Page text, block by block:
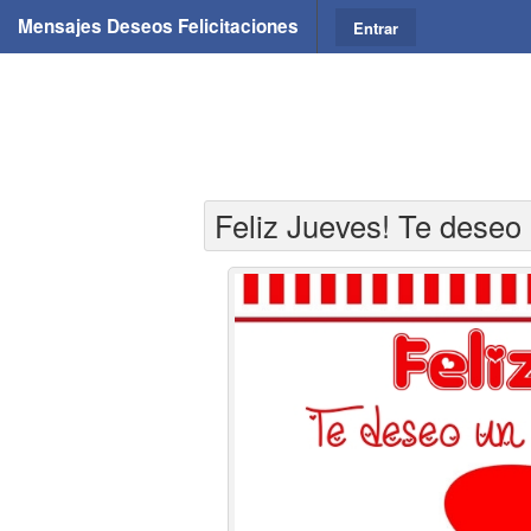
Mensajes Deseos Felicitaciones Entrar
Feliz Jueves! Te